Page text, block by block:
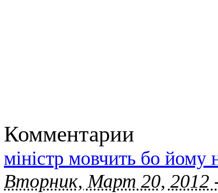
Комментарии
міністр мовчить бо йому
Вторник, Март 20, 2012